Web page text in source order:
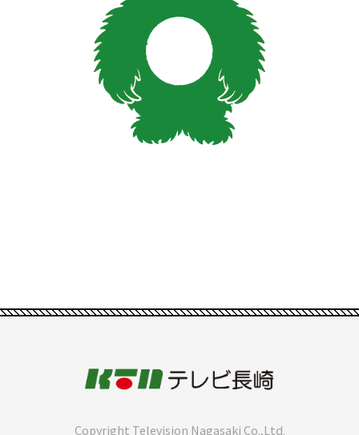
Copyright Television Nagasaki Co.,Ltd.